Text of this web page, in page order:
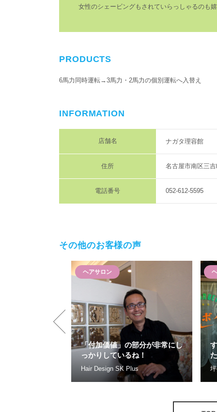
女性のシェービングもされていらっしゃるのも
PRODUCTS
6馬力同時運転→3馬力・2馬力の個別運転へ入替え
INFORMATION
店舗名 ナガタ理容館
住所 名古屋市南区三
電話番号 052-612-5595
その他のお客様の声
ヘアサロン
「付加価値」の部分が非常にし
っかりしているね！
Hair Design SK Plus